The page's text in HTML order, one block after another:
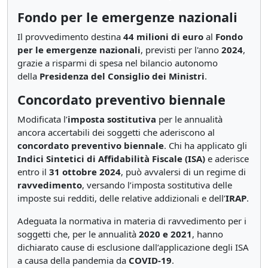
Fondo per le emergenze nazionali
Il provvedimento destina 44 milioni di euro al Fondo
per le emergenze nazionali, previsti per l'anno 2024,
grazie a risparmi di spesa nel bilancio autonomo
della Presidenza del Consiglio dei Ministri.
Concordato preventivo biennale
Modificata l’imposta sostitutiva per le annualità
ancora accertabili dei soggetti che aderiscono al
concordato preventivo biennale. Chi ha applicato gli
Indici Sintetici di Affidabilità Fiscale (ISA) e aderisce
entro il 31 ottobre 2024, può avvalersi di un regime di
ravvedimento, versando l’imposta sostitutiva delle
imposte sui redditi, delle relative addizionali e dell’IRAP.
Adeguata la normativa in materia di ravvedimento per i
soggetti che, per le annualità 2020 e 2021, hanno
dichiarato cause di esclusione dall’applicazione degli ISA
a causa della pandemia da COVID-19.